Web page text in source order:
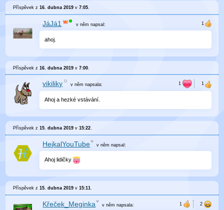
Příspěvek z16. dubna 2019 v7:05.
JáJá1 v něm napsal:
ahoj.
Příspěvek z16. dubna 2019 v7:00
vikiliky v němnapsala:
Ahoj a hezké vstávání.
Příspěvek z15. dubna 2019 v15:22
HejkalYouTube v něm napsal:
Ahoj lidičky
Příspěvek z15. dubna 2019 v15:11.
Křeček_Meginka v něm napsala: